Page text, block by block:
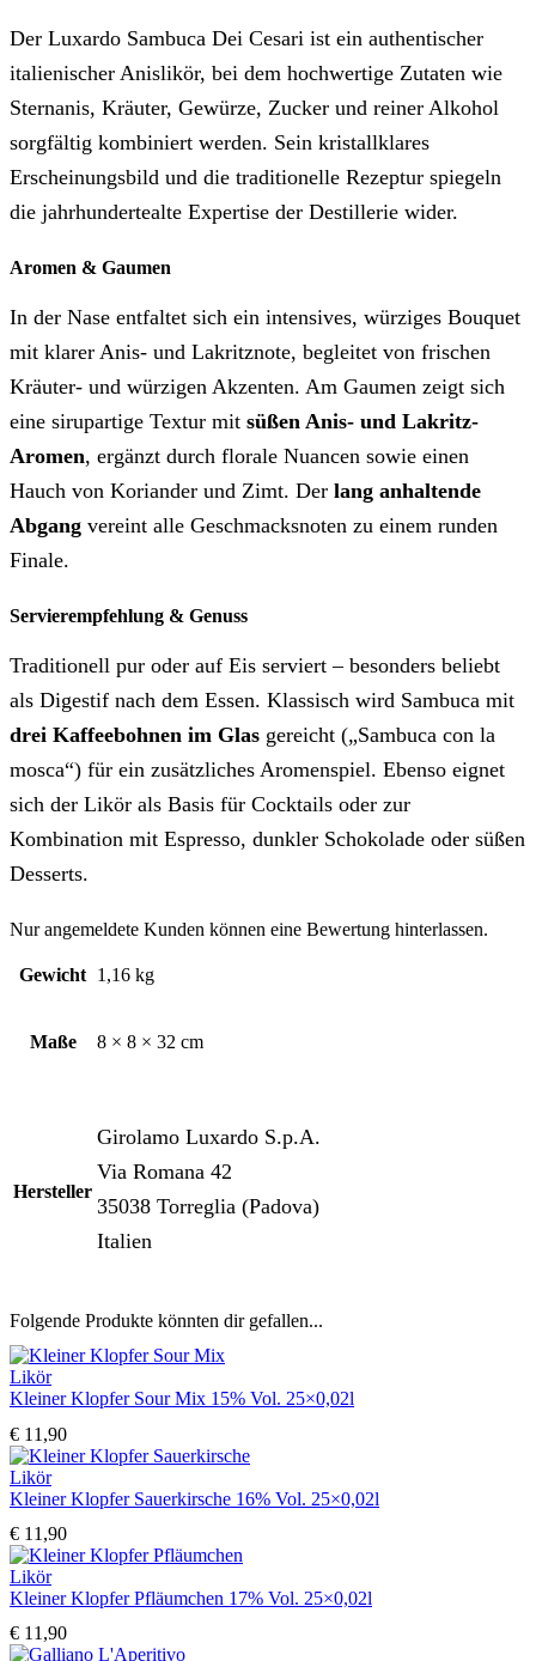
Der Luxardo Sambuca Dei Cesari ist ein authentischer
italienischer Anislikör, bei dem hochwertige Zutaten wie
Sternanis, Kräuter, Gewürze, Zucker und reiner Alkohol
sorgfältig kombiniert werden. Sein kristallklares
Erscheinungsbild und die traditionelle Rezeptur spiegeln
die jahrhundertealte Expertise der Destillerie wider.
Aromen & Gaumen
In der Nase entfaltet sich ein intensives, würziges Bouquet
mit klarer Anis- und Lakritznote, begleitet von frischen
Kräuter- und würzigen Akzenten. Am Gaumen zeigt sich
eine sirupartige Textur mit süßen Anis- und Lakritz-
Aromen, ergänzt durch florale Nuancen sowie einen
Hauch von Koriander und Zimt. Der lang anhaltende
Abgang vereint alle Geschmacksnoten zu einem runden
Finale.
Servierempfehlung & Genuss
Traditionell pur oder auf Eis serviert – besonders beliebt
als Digestif nach dem Essen. Klassisch wird Sambuca mit
drei Kaffeebohnen im Glas gereicht („Sambuca con la
mosca“) für ein zusätzliches Aromenspiel. Ebenso eignet
sich der Likör als Basis für Cocktails oder zur
Kombination mit Espresso, dunkler Schokolade oder süßen
Desserts.
Nur angemeldete Kunden können eine Bewertung hinterlassen.
Gewicht 1,16 kg
Maße 8 × 8 × 32 cm
Hersteller
Girolamo Luxardo S.p.A.
Via Romana 42
35038 Torreglia (Padova)
Italien
Folgende Produkte könnten dir gefallen...
Likör
Kleiner Klopfer Sour Mix 15% Vol. 25×0,02l
€ 11,90
Likör
Kleiner Klopfer Sauerkirsche 16% Vol. 25×0,02l
€ 11,90
Likör
Kleiner Klopfer Pfläumchen 17% Vol. 25×0,02l
€ 11,90